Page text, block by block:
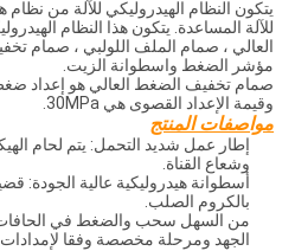
يتكون النظام الهيدروليكي للآلة من
للآلة المساعدة. يتكون هذا النظام
العالي ، صمام الملف اللولبي ، صمام
مؤشر الضغط واسطوانة الزيت.
صمام تخفيف الضغط العالي هو إعداد
وقيمة الإعداد القصوى هي 30MPa.
مواصفات المنتج
إطار عمل شديد التحمل: يتم لحام
وشعاع القناة.
أسطوانة هيدروليكية عالية
بالكروم الصلب.
من السهل سحب والضغط في
الجهد ومرحلة مخصصة وفقا لإمدادات